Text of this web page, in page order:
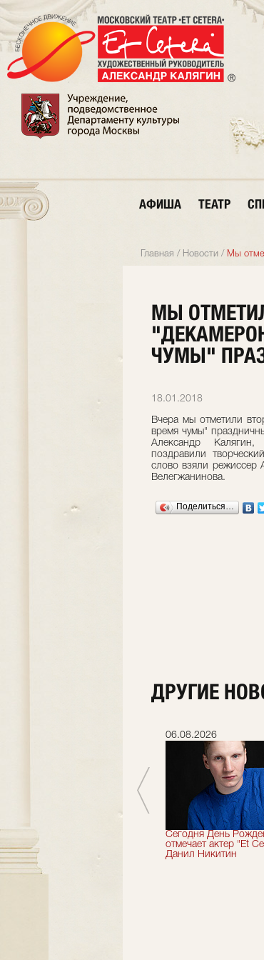
АФИША ТЕАТР
Главная / Новости / Мы
МЫ
ЧУМЫ"
18.01.2018
Вчера мы отметили
время чумы"
Александр
поздравили
слово взяли
Велегжанинова.
Поделиться…
ДРУГИЕ
театральный сезон!
06.08.2026
Сегодня День
отмечает актер "Et
Данил Никитин